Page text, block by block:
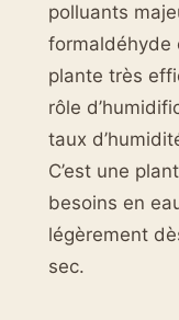
polluants
formaldéhyde
plante très
rôle
taux
C’est une
besoins en
légèrement
sec.